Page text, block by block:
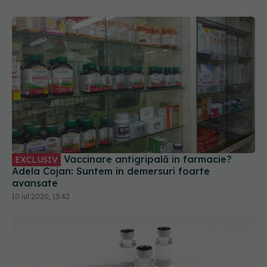
EXCLUSIV
Adela Cojan: Suntem în demersuri foarte
avansate
10 iul 2020, 13:42